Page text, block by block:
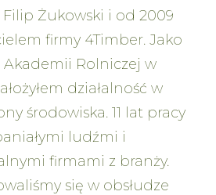
Filip Żukowski i od 2009
firmy 4Timber. Jako
Rolniczej w
działalność w
środowiska. 11 lat pracy
ludźmi i
firmami z branży.
się w obsłudze